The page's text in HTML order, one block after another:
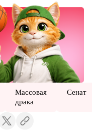
Массовая
драка
Сенат